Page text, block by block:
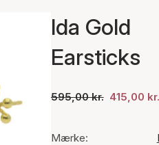
Ida Gold
Earsticks
595,00 kr. 415,00 kr.
Mærke: